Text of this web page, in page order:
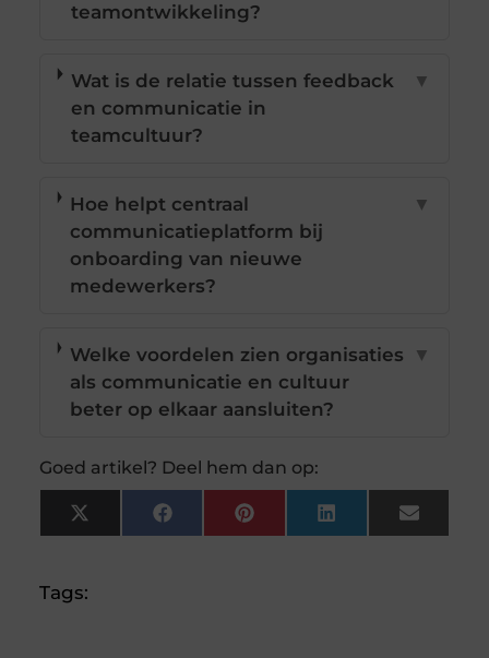
teamontwikkeling?
Wat is de relatie tussen feedback
en communicatie in
teamcultuur?
▼
Hoe helpt centraal
communicatieplatform bij
onboarding van nieuwe
medewerkers?
▼
Welke voordelen zien organisaties
als communicatie en cultuur
beter op elkaar aansluiten?
▼
Goed artikel? Deel hem dan op:
X
(Twitter)
FacebookPinterestLinkedInEmail
Tags: